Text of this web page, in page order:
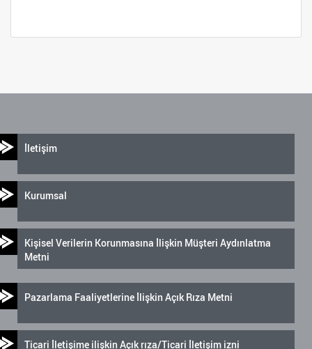
İletişim
Kurumsal
Kişisel Verilerin Korunmasına İlişkin Müşteri Aydınlatma
Metni
Pazarlama Faaliyetlerine İlişkin Açık Rıza Metni
Ticari İletişime ilişkin Açık rıza/Ticari İletişim izni